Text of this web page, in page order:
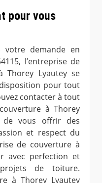
pour vous
demande en
l’entreprise de
Thorey Lyautey se
pour tout
contacter à tout
à Thorey
de vous offrir des
et respect du
de couverture à
avec perfection et
de toiture.
à Thorey Lyautey